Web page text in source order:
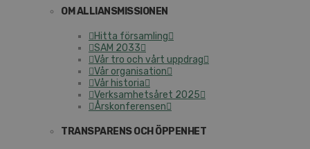
OM ALLIANSMISSIONEN
Hitta församling
SAM 2033
Vår tro och vårt uppdrag
Vår organisation
Vår historia
Verksamhetsåret 2025
Årskonferensen
TRANSPARENS OCH ÖPPENHET